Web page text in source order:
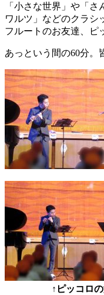
「小さな世界」や「
ワルツ」などのクラシ
フルートのお友達、ピ
あっという間の60分。
↑ピッコロの